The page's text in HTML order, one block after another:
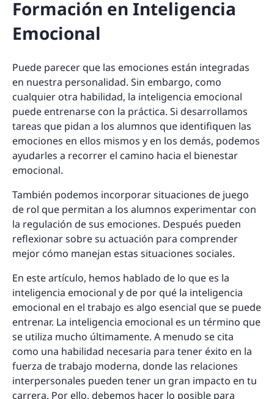
Formación en Inteligencia
Emocional
Puede parecer que las emociones están integradas
en nuestra personalidad. Sin embargo, como
cualquier otra habilidad, la inteligencia emocional
puede entrenarse con la práctica. Si desarrollamos
tareas que pidan a los alumnos que identifiquen las
emociones en ellos mismos y en los demás, podemos
ayudarles a recorrer el camino hacia el bienestar
emocional.
También podemos incorporar situaciones de juego
de rol que permitan a los alumnos experimentar con
la regulación de sus emociones. Después pueden
reflexionar sobre su actuación para comprender
mejor cómo manejan estas situaciones sociales.
En este artículo, hemos hablado de lo que es la
inteligencia emocional y de por qué la inteligencia
emocional en el trabajo es algo esencial que se puede
entrenar. La inteligencia emocional es un término que
se utiliza mucho últimamente. A menudo se cita
como una habilidad necesaria para tener éxito en la
fuerza de trabajo moderna, donde las relaciones
interpersonales pueden tener un gran impacto en tu
carrera. Por ello, debemos hacer lo posible para